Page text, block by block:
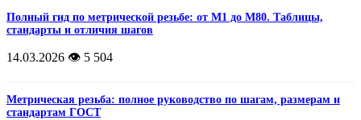
Полный гид по метрической резьбе: от М1 до М80. Таблицы,
стандарты и отличия шагов
14.03.2026 👁️ 5 504
Метрическая резьба: полное руководство по шагам, размерам и
стандартам ГОСТ